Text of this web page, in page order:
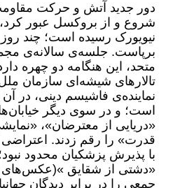
دور جدید آتش و حرکت مقاومت
شروع و از بروکسل عبور کرد،
نیویورک رسیده است؛ چند
برپاست. جلسه‌ی سالانه‌ی
متحد، این هنگامه دو چهره
تالارهای شیشه‌ای سازمان
نماینده‌ی فاشیسم دینی، در
است؛ و در سوی دیگر
«دریایی از معترضان»،
قدرت» را رقم زدند. اعتراضی
با پذیرش پزشکیان محدود
«دشتی از شقایق »(عکس‌های
جمعی را در برابر دیدگان